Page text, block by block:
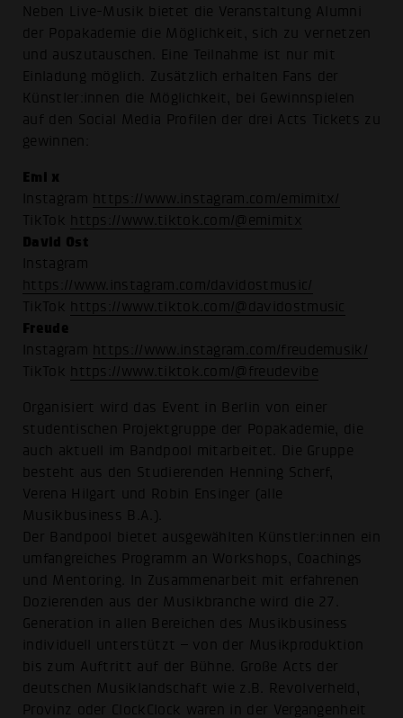
Neben Live-Musik bietet die Veranstaltung Alumni
der Popakademie die Möglichkeit, sich zu vernetzen
und auszutauschen. Eine Teilnahme ist nur mit
Einladung möglich. Zusätzlich erhalten Fans der
Künstler:innen die Möglichkeit, bei Gewinnspielen
auf den Social Media Profilen der drei Acts Tickets zu
gewinnen:
Emi x
Instagram https://www.instagram.com/emimitx/
TikTok
https://www.tiktok.com/@emimitx
David Ost
Instagram
https://www.instagram.com/davidostmusic/
TikTok
https://www.tiktok.com/@davidostmusic
Freude
Instagram https://www.instagram.com/freudemusik/
TikTok
https://www.tiktok.com/@freudevibe
Organisiert wird das Event in Berlin von einer
studentischen Projektgruppe der Popakademie, die
auch aktuell im Bandpool mitarbeitet. Die Gruppe
besteht aus den Studierenden Henning Scherf,
Verena Hilgart und Robin Ensinger (alle
Musikbusiness B.A.).
Der Bandpool bietet ausgewählten Künstler:innen ein
umfangreiches Programm an Workshops, Coachings
und Mentoring. In Zusammenarbeit mit erfahrenen
Dozierenden aus der Musikbranche wird die 27.
Generation in allen Bereichen des Musikbusiness
individuell unterstützt – von der Musikproduktion
bis zum Auftritt auf der Bühne. Große Acts der
deutschen Musiklandschaft wie z.B. Revolverheld,
Provinz oder ClockClock waren in der Vergangenheit